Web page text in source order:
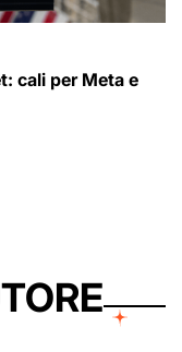
cali per Meta e